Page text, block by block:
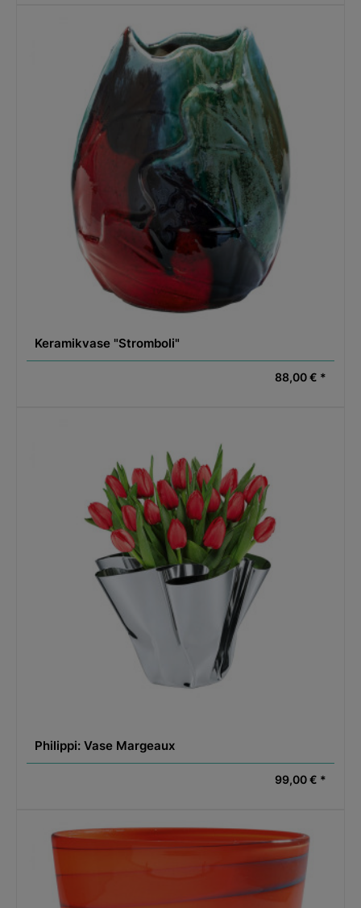
Keramikvase "Stromboli"
88,00 € *
Philippi: Vase Margeaux
99,00 € *